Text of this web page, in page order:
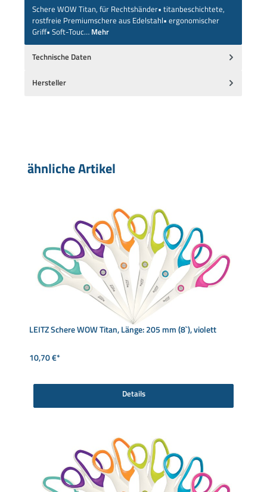
Schere WOW Titan, für Rechtshänder• titanbeschichtete,
rostfreie Premiumschere aus Edelstahl• ergonomischer
Griff• Soft-Touc… Mehr
Technische Daten
Hersteller
Produktgalerie überspringen
ähnliche Artikel
LEITZ Schere WOW Titan, Länge: 205 mm (8`), violett
10,70 €*
Details